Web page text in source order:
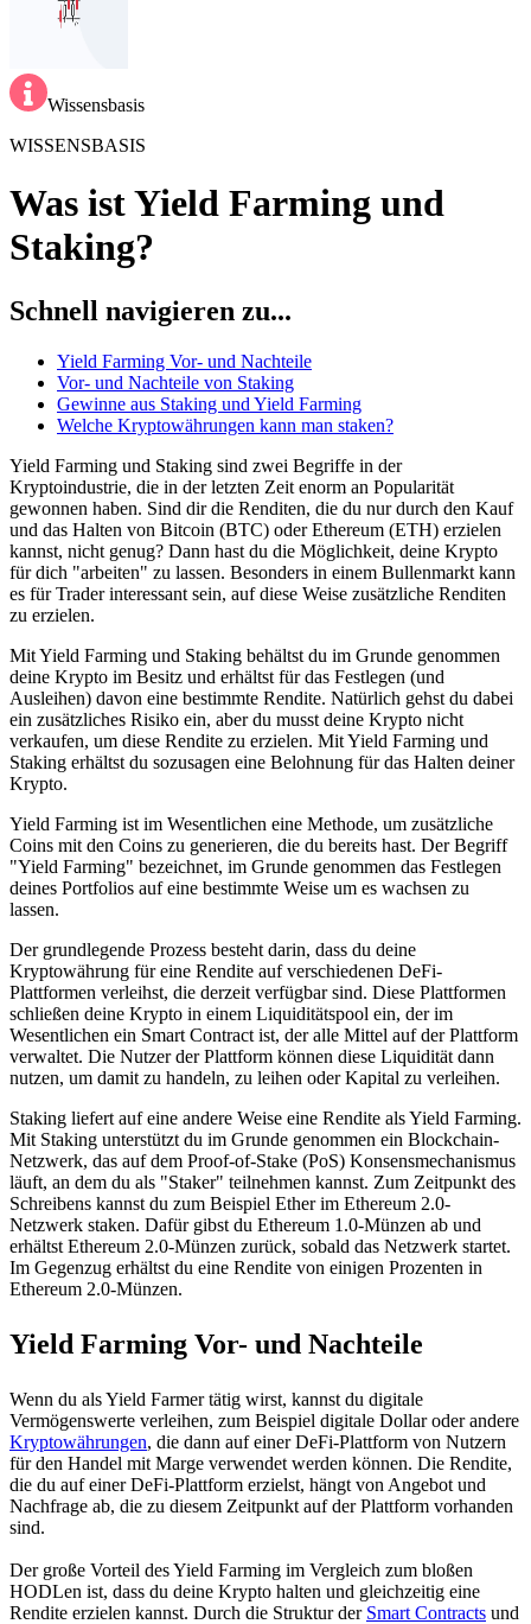
Wissensbasis
WISSENSBASIS
Was ist Yield Farming und
Staking?
Schnell navigieren zu...
Yield Farming Vor- und Nachteile
Vor- und Nachteile von Staking
Gewinne aus Staking und Yield Farming
Welche Kryptowährungen kann man staken?
Yield Farming und Staking sind zwei Begriffe in der
Kryptoindustrie, die in der letzten Zeit enorm an Popularität
gewonnen haben. Sind dir die Renditen, die du nur durch den Kauf
und das Halten von Bitcoin (BTC) oder Ethereum (ETH) erzielen
kannst, nicht genug? Dann hast du die Möglichkeit, deine Krypto
für dich "arbeiten" zu lassen. Besonders in einem Bullenmarkt kann
es für Trader interessant sein, auf diese Weise zusätzliche Renditen
zu erzielen.
Mit Yield Farming und Staking behältst du im Grunde genommen
deine Krypto im Besitz und erhältst für das Festlegen (und
Ausleihen) davon eine bestimmte Rendite. Natürlich gehst du dabei
ein zusätzliches Risiko ein, aber du musst deine Krypto nicht
verkaufen, um diese Rendite zu erzielen. Mit Yield Farming und
Staking erhältst du sozusagen eine Belohnung für das Halten deiner
Krypto.
Yield Farming ist im Wesentlichen eine Methode, um zusätzliche
Coins mit den Coins zu generieren, die du bereits hast. Der Begriff
"Yield Farming" bezeichnet, im Grunde genommen das Festlegen
deines Portfolios auf eine bestimmte Weise um es wachsen zu
lassen.
Der grundlegende Prozess besteht darin, dass du deine
Kryptowährung für eine Rendite auf verschiedenen DeFi-
Plattformen verleihst, die derzeit verfügbar sind. Diese Plattformen
schließen deine Krypto in einem Liquiditätspool ein, der im
Wesentlichen ein Smart Contract ist, der alle Mittel auf der Plattform
verwaltet. Die Nutzer der Plattform können diese Liquidität dann
nutzen, um damit zu handeln, zu leihen oder Kapital zu verleihen.
Staking liefert auf eine andere Weise eine Rendite als Yield Farming.
Mit Staking unterstützt du im Grunde genommen ein Blockchain-
Netzwerk, das auf dem Proof-of-Stake (PoS) Konsensmechanismus
läuft, an dem du als "Staker" teilnehmen kannst. Zum Zeitpunkt des
Schreibens kannst du zum Beispiel Ether im Ethereum 2.0-
Netzwerk staken. Dafür gibst du Ethereum 1.0-Münzen ab und
erhältst Ethereum 2.0-Münzen zurück, sobald das Netzwerk startet.
Im Gegenzug erhältst du eine Rendite von einigen Prozenten in
Ethereum 2.0-Münzen.
Yield Farming Vor- und Nachteile
Wenn du als Yield Farmer tätig wirst, kannst du digitale
Vermögenswerte verleihen, zum Beispiel digitale Dollar oder andere
Kryptowährungen, die dann auf einer DeFi-Plattform von Nutzern
für den Handel mit Marge verwendet werden können. Die Rendite,
die du auf einer DeFi-Plattform erzielst, hängt von Angebot und
Nachfrage ab, die zu diesem Zeitpunkt auf der Plattform vorhanden
sind.
Der große Vorteil des Yield Farming im Vergleich zum bloßen
HODLen ist, dass du deine Krypto halten und gleichzeitig eine
Rendite erzielen kannst. Durch die Struktur der Smart Contracts und